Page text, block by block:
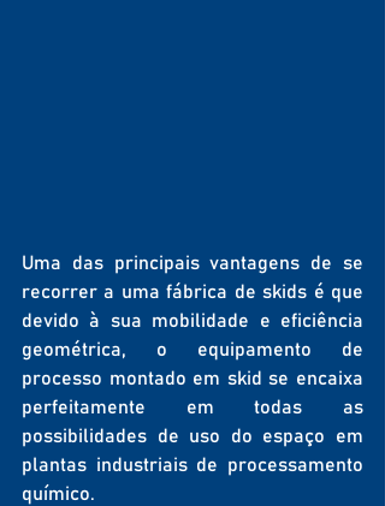
Uma das principais vantagens de se
recorrer a uma fábrica de skids é que
devido à sua mobilidade e eficiência
geométrica, o equipamento de
processo montado em skid se encaixa
perfeitamente em todas as
possibilidades de uso do espaço em
plantas industriais de processamento
químico.